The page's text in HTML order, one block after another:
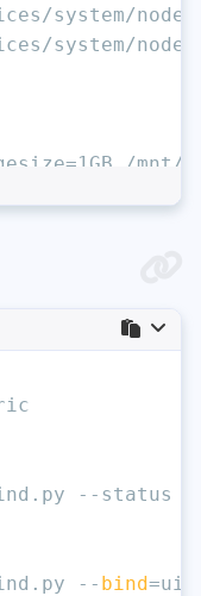
system/node/
system/node/
/mnt/
/proc/meminfo
--status
-- bind